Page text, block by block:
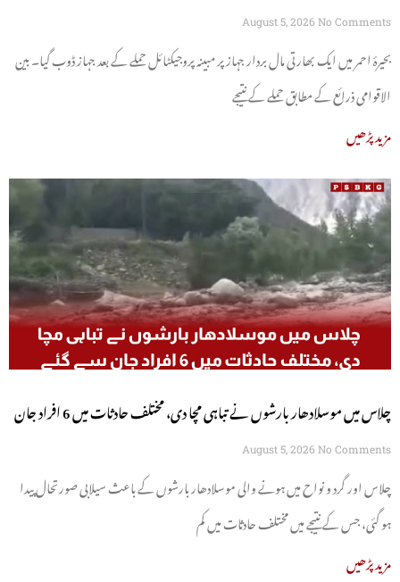
August 5, 2026 No Comments
بحیرۂ احمر میں ایک بھارتی مال بردار جہاز پر مبینہ پروجیکٹائل حملے کے بعد جہاز ڈوب گیا۔ بین
الاقوامی ذرائع کے مطابق حملے کے نتیجے
مزید پڑھیں
چلاس میں موسلادھار بارشوں نے تباہی مچا دی، مختلف حادثات میں 6 افراد جان
سے گئے
August 5, 2026 No Comments
چلاس اور گرد و نواح میں ہونے والی موسلادھار بارشوں کے باعث سیلابی صورتحال پیدا
ہو گئی، جس کے نتیجے میں مختلف حادثات میں کم
مزید پڑھیں